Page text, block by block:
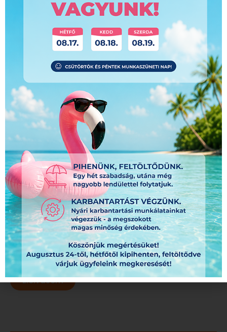
Széles formátumú nyomtatás
Frissítse kültéri reklámjait
okosan – komplett csere helyett
elég egy új grafika
A kültéri és beltéri reklámeszközök megjelenése
kulcsszerepet játszik abban, hogyan látják a
vásárlók az Ön...
Elolvasom